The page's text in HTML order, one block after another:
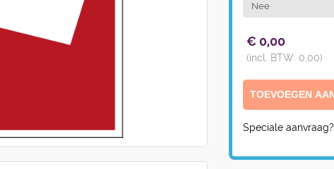
€ 0,00
(incl. BTW: 0,00)
Speciale aanvraag?